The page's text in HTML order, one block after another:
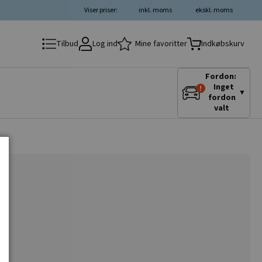
ekskl. moms
inkl. moms
Viser priser:
Tilbud Log ind Mine favoritter Indkøbskurv
Fordon:
Inget
fordon
valt
▼